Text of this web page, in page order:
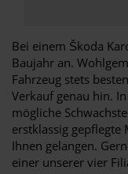
Bei einem Škoda
Baujahr an.
Fahrzeug stets
Verkauf genau hin.
mögliche
erstklassig
Ihnen gelangen.
einer unserer vier